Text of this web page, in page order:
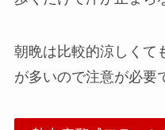
朝晩は比較的涼しくて
が多いので注意が必要